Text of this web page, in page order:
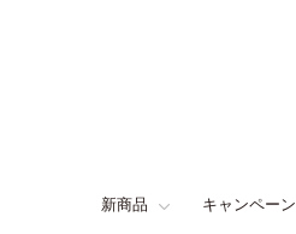
新商品 キャンペーン